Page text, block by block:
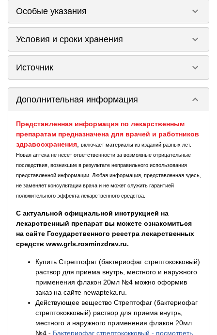
Особые указания keyboard_arrow_down
Условия и сроки хранения keyboard_arrow_down
Источник keyboard_arrow_down
Дополнительная информация keyboard_arrow_down
Представленная информация по лекарственным
препаратам предназначена для врачей и работников
здравоохранения
включает материалы из изданий разных лет.
Новая аптека не несет ответственности за возможные отрицательные
последствия, возникшие в результате неправильного использования
представленной информации. Любая информация, представленная здесь,
не заменяет консультации врача и не может служить гарантией
положительного эффекта лекарственного средства.
С актуальной официальной инструкцией на
лекарственный препарат вы можете ознакомиться
на сайте Государственного реестра лекарственных
средств www.grls.rosminzdrav.ru.
Купить Стрептофаг (бактериофаг стрептококковый)
раствор для приема внутрь, местного и наружного
применения флакон 20мл №4 можно оформив
заказ на сайте newapteka.ru.
Действующее вещество Стрептофаг (бактериофаг
стрептококковый) раствор для приема внутрь,
местного и наружного применения флакон 20мл
№4 - Бактериофаг стрептококковый - посмотреть